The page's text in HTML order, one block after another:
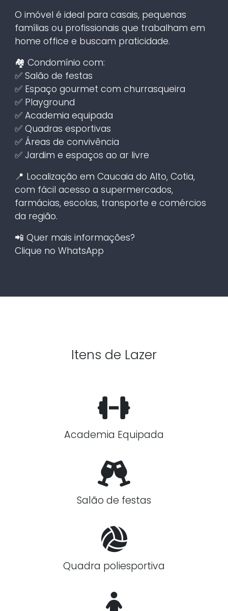
O imóvel é ideal para casais, pequenas
famílias ou profissionais que trabalham em
home office e buscam praticidade.
🏘️ Condomínio com:
✅ Salão de festas
✅ Espaço gourmet com churrasqueira
✅ Playground
✅ Academia equipada
✅ Quadras esportivas
✅ Áreas de convivência
✅ Jardim e espaços ao ar livre
📍 Localização em Caucaia do Alto, Cotia,
com fácil acesso a supermercados,
farmácias, escolas, transporte e comércios
da região.
📲 Quer mais informações?
Clique no WhatsApp
Itens de Lazer
Academia Equipada
Salão de festas
Quadra poliesportiva